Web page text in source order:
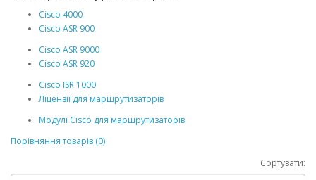
Cisco 4000
Cisco ASR 900
Cisco ASR 9000
Cisco ASR 920
Cisco ISR 1000
Ліцензії для маршрутизаторів
Модулі Cisco для маршрутизаторів
Порівняння товарів (0)
Сортувати: